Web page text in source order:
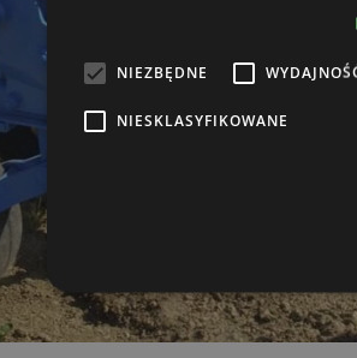
NIEZBĘDNE
NIESKLASYFIKOWANE